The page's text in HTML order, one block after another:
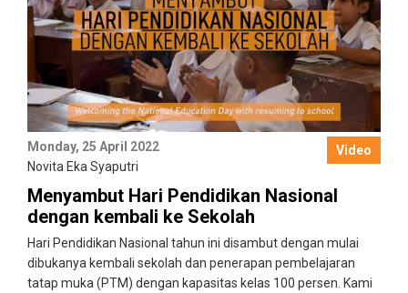
Video
Monday, 25 April 2022
Novita Eka Syaputri
Menyambut Hari Pendidikan Nasional
dengan kembali ke Sekolah
Hari Pendidikan Nasional tahun ini disambut dengan mulai
dibukanya kembali sekolah dan penerapan pembelajaran
tatap muka (PTM) dengan kapasitas kelas 100 persen. Kami